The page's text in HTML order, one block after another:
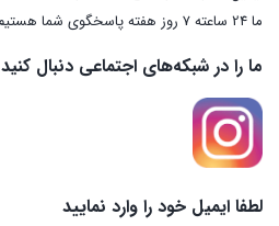
ما 24 ساعته 7 روز هفته پاسخگوی شما هستیم.
ما را در شبکه‌های اجتماعی دنبال کنید
لطفا ایمیل خود را وارد نمایید